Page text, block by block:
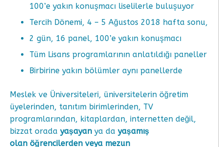
100’e yakın konuşmacı liselilerle buluşuyor
Tercih Dönemi, 4 – 5 Ağustos 2018 hafta sonu,
2 gün, 16 panel, 100’e yakın konuşmacı
Tüm Lisans programlarının anlatıldığı paneller
Birbirine yakın bölümler aynı panellerde
Meslek ve Üniversiteleri, üniversitelerin öğretim
üyelerinden, tanıtım birimlerinden, TV
programlarından, kitaplardan, internetten değil,
bizzat orada yaşayan ya da yaşamış
olan öğrencilerden veya mezun